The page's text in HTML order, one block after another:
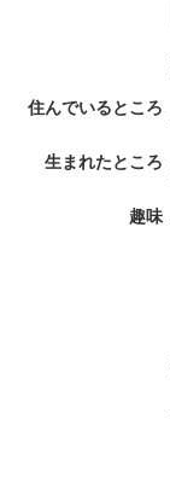
住んでいるところ
生まれたところ
趣味